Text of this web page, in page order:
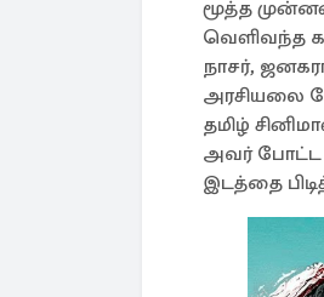
மூத்த
வெளிவந்த
நாசர்,
அரசியலை
தமிழ்
அவர் போட்ட
இடத்தை